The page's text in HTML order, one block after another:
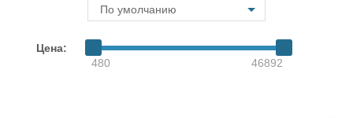
По умолчанию
Цена:
480
46892